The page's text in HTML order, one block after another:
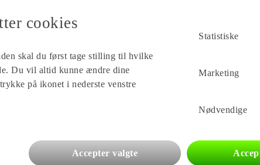
LINE i
Brønderslev Caravan
Eventyrvej 18-22
9700 Brønderslev
vogne for forhandleren
cookies
skal du først tage stilling til hvilke
Du vil altid kunne ændre dine
på ikonet i nederste venstre
Statistiske
Marketing
Nødvendige
Accepter valgte